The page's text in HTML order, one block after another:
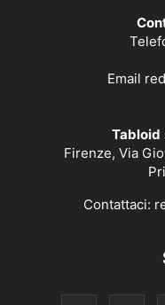
Email
Tabloid
Firenze, Via
Contattaci: